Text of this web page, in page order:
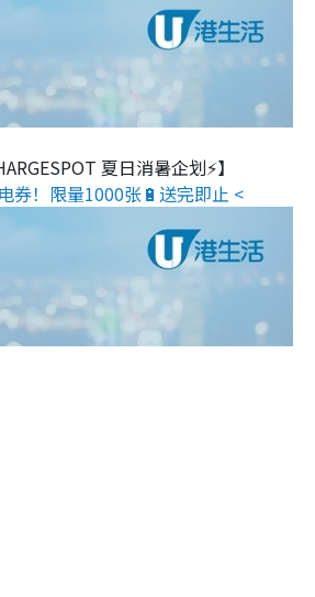
夏日消暑企划⚡】
券！限量1000张🔋送完即止 <